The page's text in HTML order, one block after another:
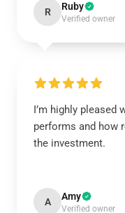
R Ruby
Verified owner
I’m highly pleased
performs and how
the investment.
A Amy
Verified owner